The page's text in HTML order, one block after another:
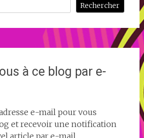
Rechercher
à ce blog par e-
e-mail pour vous
et recevoir une notification